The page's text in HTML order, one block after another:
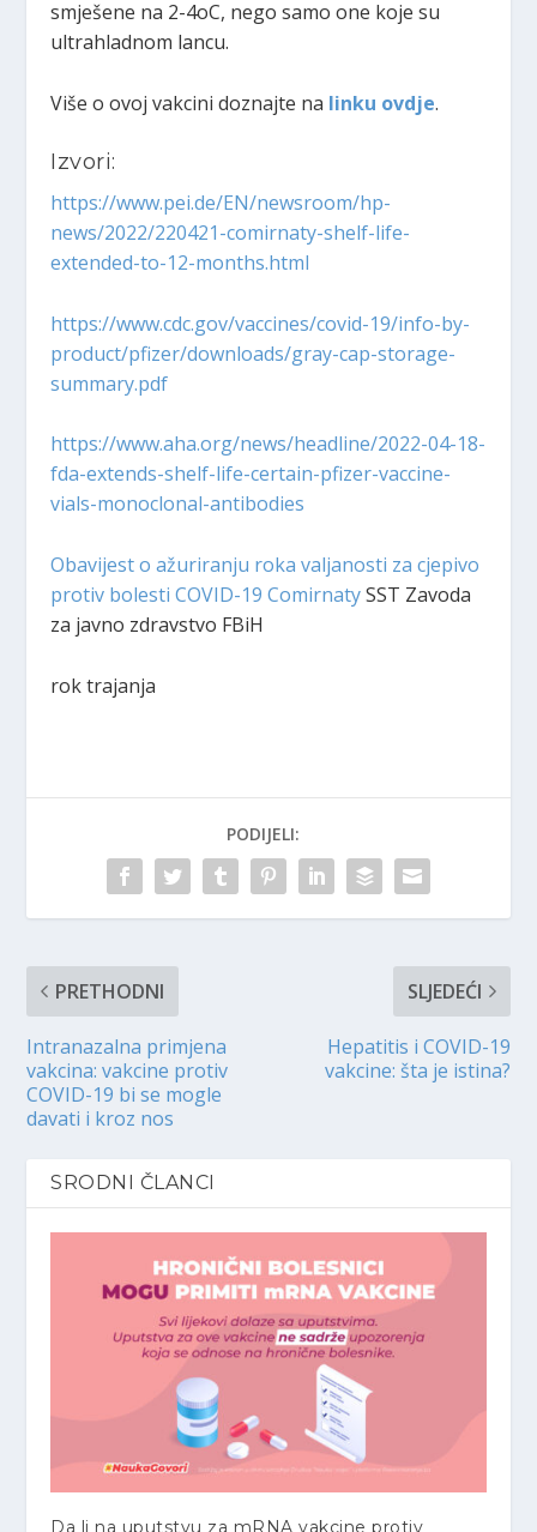
smješene na 2-4oC, nego samo one koje su
ultrahladnom lancu.
Više o ovoj vakcini doznajte na linku ovdje.
Izvori:
https://www.pei.de/EN/newsroom/hp-
news/2022/220421-comirnaty-shelf-life-
extended-to-12-months.html
https://www.cdc.gov/vaccines/covid-19/info-by-
product/pfizer/downloads/gray-cap-storage-
summary.pdf
https://www.aha.org/news/headline/2022-04-18-
fda-extends-shelf-life-certain-pfizer-vaccine-
vials-monoclonal-antibodies
Obavijest o ažuriranju roka valjanosti za cjepivo
protiv bolesti COVID-19 ComirnatySST Zavoda
za javno zdravstvo FBiH
rok trajanja
PODIJELI:
PRETHODNI
Intranazalna primjena
vakcina: vakcine protiv
COVID-19 bi se mogle
davati i kroz nos
SLJEDEĆI
Hepatitis i COVID-19
vakcine: šta je istina?
SRODNI ČLANCI